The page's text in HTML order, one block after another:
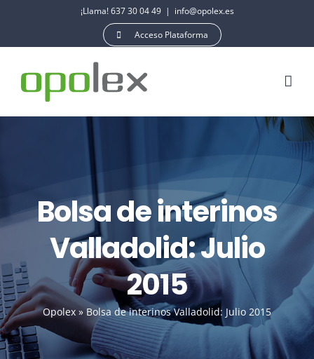
contenido
¡Llama! 637 30 04 49 | info@opolex.es
Acceso Plataforma
Bolsa de interinos
Valladolid: Julio
2015
Opolex »Bolsa de interinos Valladolid: Julio 2015